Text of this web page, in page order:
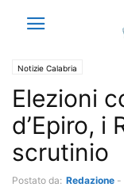
Notizie Calabria
Elezioni
d’Epiro, i
scrutinio
Postato da: Redazione -